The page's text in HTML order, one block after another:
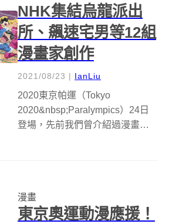
NHK集結烏龍派出
所、飆速宅男等12組
漫畫家創作
2021/08/23 | IanLiu
2020東京帕運（Tokyo
2020&nbsp;Paralympics）24日
登場，先前我們曾介紹過漫畫家
集的《Anima...
漫畫
東京奧運動漫應援！